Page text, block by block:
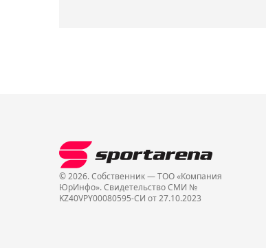
© 2026. Собственник — ТОО «Компания
ЮрИнфо». Cвидетельство СМИ №
KZ40VPY00080595-СИ от 27.10.2023